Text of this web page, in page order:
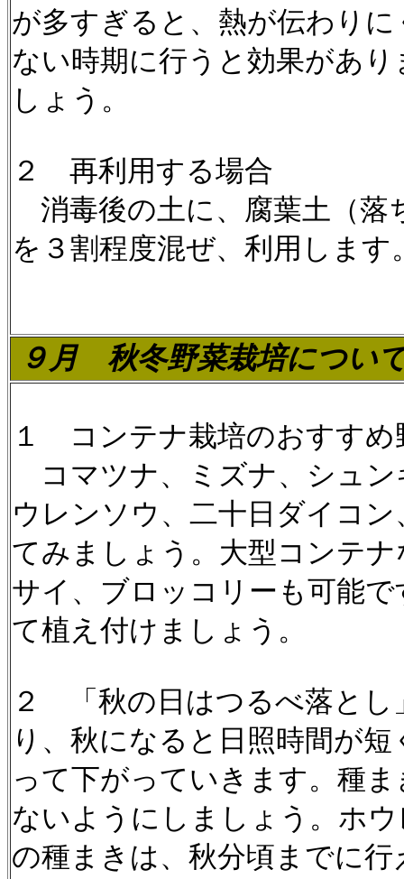
が多すぎると、熱が伝わり
ない時期に行うと効果があ
しょう。
２ 再利用する場合
消毒後の土に、腐葉土（落
を３割程度混ぜ、利用します
９月 秋冬野菜栽培につい
１ コンテナ栽培のおすすめ
コマツナ、ミズナ、シュン
ウレンソウ、二十日ダイコ
てみましょう。大型コンテ
サイ、ブロッコリーも可能
て植え付けましょう。
２ 「秋の日はつるべ落とし
り、秋になると日照時間が
って下がっていきます。種
ないようにしましょう。ホ
の種まきは、秋分頃までに